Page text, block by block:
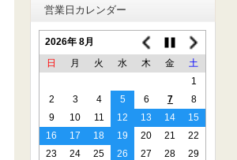
営業日カレンダー
2026年 8月
日
月 火 水 木 金
土
1
2
3 4 5 6 7
8
9
10 11 12 13 14
15
16
17 18 19 20 21
22
23
24 25 26 27 28
29